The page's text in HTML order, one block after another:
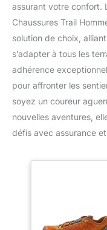
assurant votre confort.
Chaussures Trail
solution de choix,
s’adapter à tous les
adhérence
pour affronter les
soyez un coureur
nouvelles aventures,
défis avec assurance